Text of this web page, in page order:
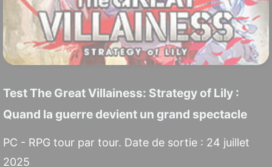
Test The Great Villainess: Strategy of Lily :
Quand la guerre devient un grand spectacle
PC - RPG tour par tour. Date de sortie : 24 juillet
2025